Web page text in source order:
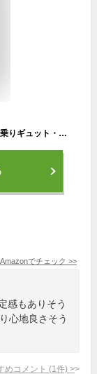
電動自転車 子供乗せ パナソニック(Panasonic) 3人乗りギュット・クルーム・EX マットオーツベージュ 20インチ 2023年モデル BE-FFE031-CP
Amazonでチェック >>
感もありそう
心地良さそう
めコメント (1 件) >